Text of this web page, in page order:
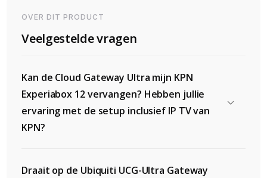
OVER DIT PRODUCT
Veelgestelde vragen
Kan de Cloud Gateway Ultra mijn KPN
Experiabox 12 vervangen? Hebben jullie
ervaring met de setup inclusief IP TV van
KPN?
Draait op de Ubiquiti UCG-Ultra Gateway